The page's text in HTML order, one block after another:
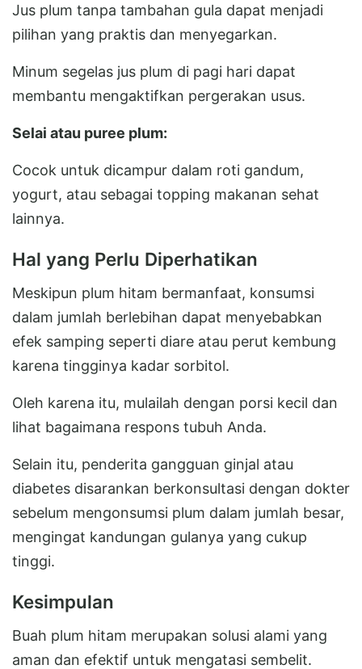
Jus plum tanpa tambahan gula dapat menjadi
pilihan yang praktis dan menyegarkan.
Minum segelas jus plum di pagi hari dapat
membantu mengaktifkan pergerakan usus.
Selai atau puree plum:
Cocok untuk dicampur dalam roti gandum,
yogurt, atau sebagai topping makanan sehat
lainnya.
Hal yang Perlu Diperhatikan
Meskipun plum hitam bermanfaat, konsumsi
dalam jumlah berlebihan dapat menyebabkan
efek samping seperti diare atau perut kembung
karena tingginya kadar sorbitol.
Oleh karena itu, mulailah dengan porsi kecil dan
lihat bagaimana respons tubuh Anda.
Selain itu, penderita gangguan ginjal atau
diabetes disarankan berkonsultasi dengan dokter
sebelum mengonsumsi plum dalam jumlah besar,
mengingat kandungan gulanya yang cukup
tinggi.
Kesimpulan
Buah plum hitam merupakan solusi alami yang
aman dan efektif untuk mengatasi sembelit.